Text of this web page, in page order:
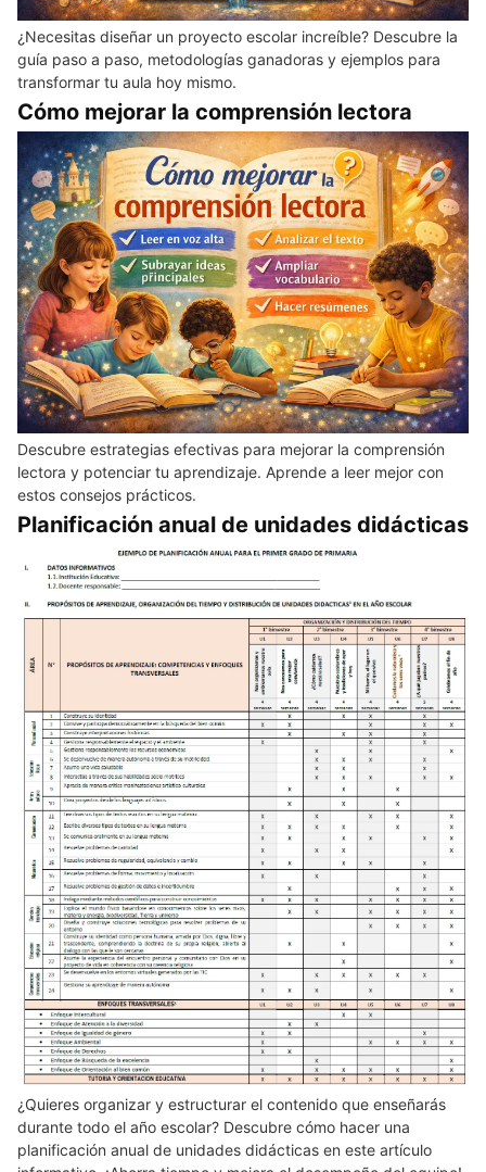
¿Necesitas diseñar un proyecto escolar increíble? Descubre la
guía paso a paso, metodologías ganadoras y ejemplos para
transformar tu aula hoy mismo.
Cómo mejorar la comprensión lectora
Descubre estrategias efectivas para mejorar la comprensión
lectora y potenciar tu aprendizaje. Aprende a leer mejor con
estos consejos prácticos.
Planificación anual de unidades didácticas
¿Quieres organizar y estructurar el contenido que enseñarás
durante todo el año escolar? Descubre cómo hacer una
planificación anual de unidades didácticas en este artículo